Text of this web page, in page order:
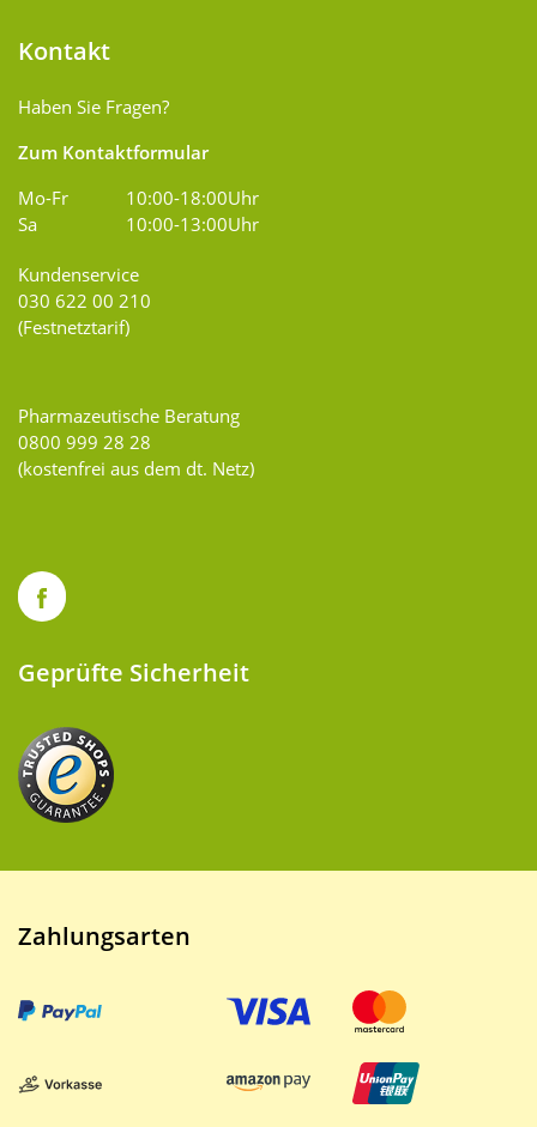
Kontakt
Haben Sie Fragen?
Zum Kontaktformular
Mo-Fr
10:00-18:00Uhr
Sa
10:00-13:00Uhr
Kundenservice
030 622 00 210
(Festnetztarif)
Pharmazeutische Beratung
0800 999 28 28
(kostenfrei aus dem dt. Netz)
Geprüfte Sicherheit
Zahlungsarten